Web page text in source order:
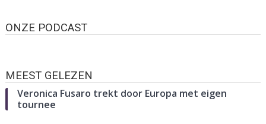
ONZE PODCAST
MEEST GELEZEN
Veronica Fusaro trekt door Europa met eigen
tournee